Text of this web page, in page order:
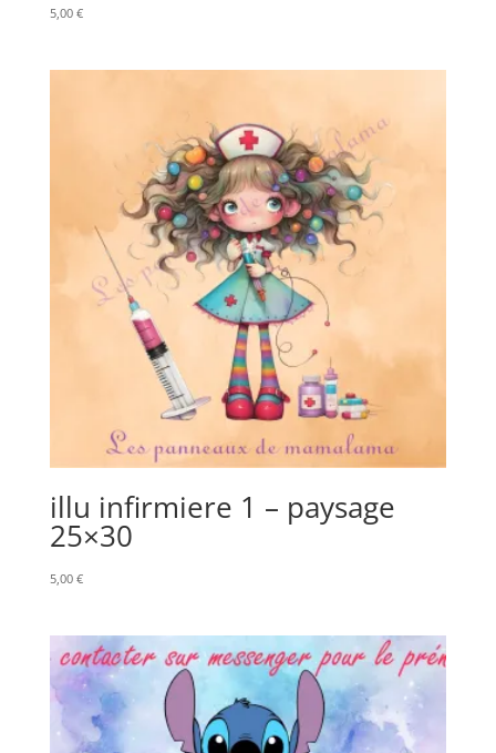
5,00 €
illu infirmiere 1 – paysage
25×30
5,00 €